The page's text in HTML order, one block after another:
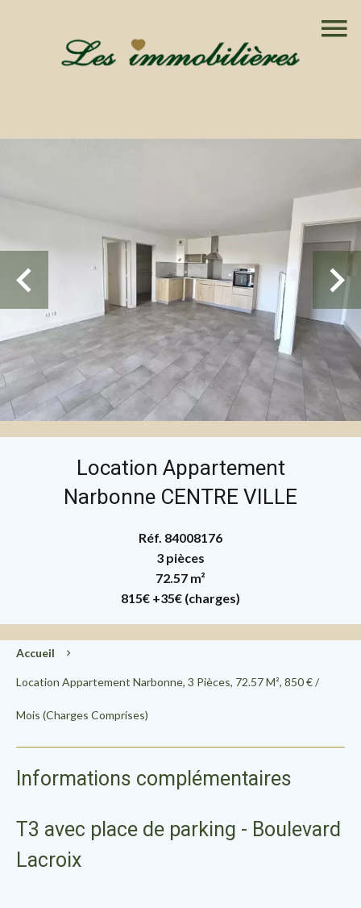
Location Appartement
Narbonne CENTRE VILLE
Réf. 84008176
3 pièces
72.57 m²
815€ +35€ (charges)
Accueil
Location Appartement Narbonne, 3 Pièces, 72.57 M², 850 € /
Mois (Charges Comprises)
Informations complémentaires
T3 avec place de parking - Boulevard
Lacroix